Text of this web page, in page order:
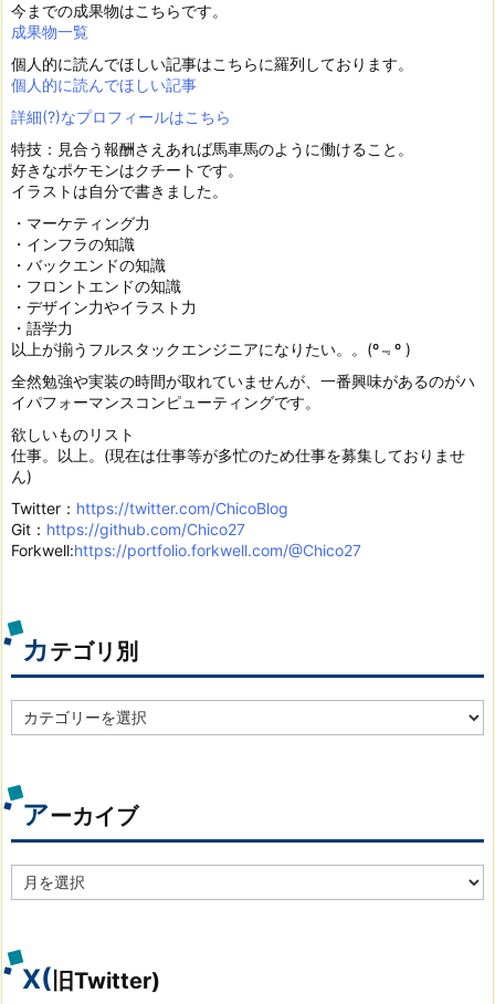
今までの成果物はこちらです。
成果物一覧
個人的に読んでほしい記事はこちらに羅列しております。
個人的に読んでほしい記事
詳細(?)なプロフィールはこちら
特技：見合う報酬さえあれば馬車馬のように働けること。
好きなポケモンはクチートです。
イラストは自分で書きました。
・マーケティング力
・インフラの知識
・バックエンドの知識
・フロントエンドの知識
・デザイン力やイラスト力
・語学力
以上が揃うフルスタックエンジニアになりたい。。(º﹃º )
全然勉強や実装の時間が取れていませんが、一番興味があるのがハ
イパフォーマンスコンピューティングです。
欲しいものリスト
仕事。以上。(現在は仕事等が多忙のため仕事を募集しておりませ
ん)
Twitter： https://twitter.com/ChicoBlog
Git： https://github.com/Chico27
Forkwell:https://portfolio.forkwell.com/@Chico27
カテゴリ別
テ
別
アーカイブ
ー
ブ
X( 旧Twitter)